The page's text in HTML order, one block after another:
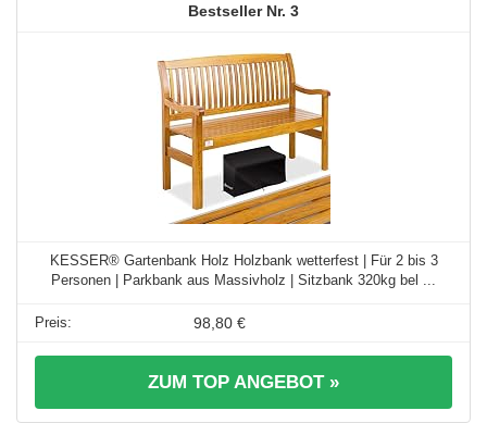
3
KESSER® Gartenbank Holz Holzbank wetterfest | Für 2 bis 3
Personen | Parkbank aus Massivholz | Sitzbank 320kg bel ...
98,80 €
ZUM TOP ANGEBOT »